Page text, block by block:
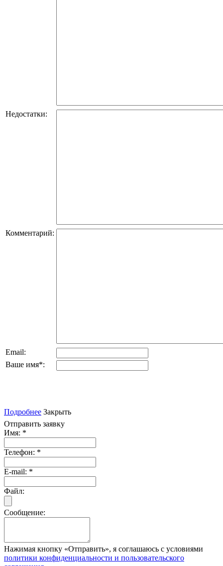
Недостатки:
Комментарий:
Email:
Ваше имя*:
Подробнее Закрыть
Отправить заявку
Имя: *
Телефон: *
E-mail: *
Файл:
Сообщение:
Нажимая кнопку «Отправить», я соглашаюсь с условиями
политики конфиденциальности и пользовательского